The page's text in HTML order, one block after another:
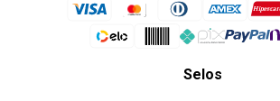
Selos